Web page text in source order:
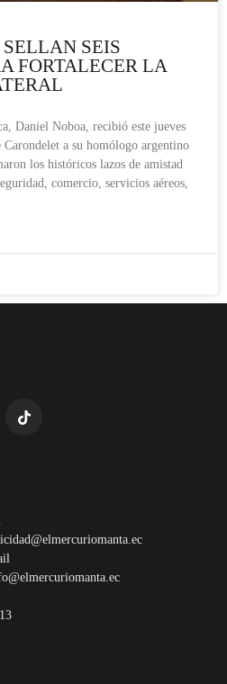
SEIS
FORTALECER LA
Daniel Noboa, recibió este jueves
Carondelet a su homólogo argentino
los históricos lazos de amistad
comercio, servicios aéreos,